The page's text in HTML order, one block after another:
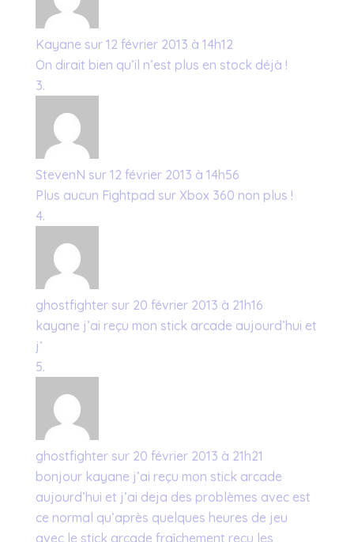
Kayane sur 12 février 2013 à 14h12
On dirait bien qu’il n’est plus en stock déjà !
StevenN sur 12 février 2013 à 14h56
Plus aucun Fightpad sur Xbox 360 non plus !
ghostfighter sur 20 février 2013 à 21h16
kayane j’ai reçu mon stick arcade aujourd’hui et
j’
ghostfighter sur 20 février 2013 à 21h21
bonjour kayane j’ai reçu mon stick arcade
aujourd’hui et j’ai deja des problèmes avec est
ce normal qu’après quelques heures de jeu
avec le stick arcade fraîchement reçu les